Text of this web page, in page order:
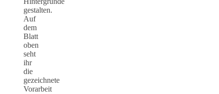
gestalten.
Auf
dem
Blatt
oben
seht
ihr
die
gezeichnete
Vorarbeit